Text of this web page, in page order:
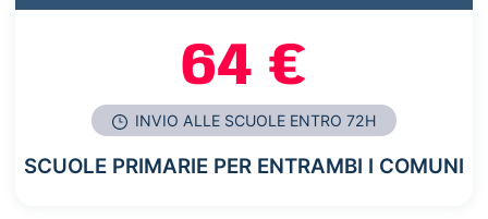
64 €
INVIO ALLE SCUOLE ENTRO 72H
SCUOLE PRIMARIE PER ENTRAMBI I COMUNI